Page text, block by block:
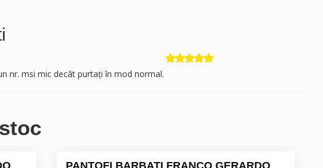
nr. msi mic decât purtați în mod normal.
PANTOFI BARBATI FRANCO GERARDO